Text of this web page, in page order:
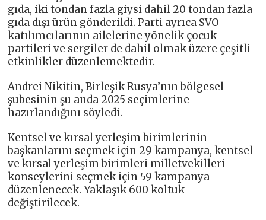
gıda, iki tondan fazla giysi dahil 20 tondan fazla
gıda dışı ürün gönderildi. Parti ayrıca SVO
katılımcılarının ailelerine yönelik çocuk
partileri ve sergiler de dahil olmak üzere çeşitli
etkinlikler düzenlemektedir.
Andrei Nikitin, Birleşik Rusya’nın bölgesel
şubesinin şu anda 2025 seçimlerine
hazırlandığını söyledi.
Kentsel ve kırsal yerleşim birimlerinin
başkanlarını seçmek için 29 kampanya, kentsel
ve kırsal yerleşim birimleri milletvekilleri
konseylerini seçmek için 59 kampanya
düzenlenecek. Yaklaşık 600 koltuk
değiştirilecek.